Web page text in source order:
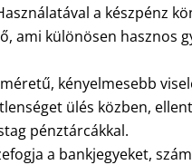
a készpénz
ami különösen hasznos
kényelmesebb
ülés közben,
pénztárcákkal.
a bankjegyeket,